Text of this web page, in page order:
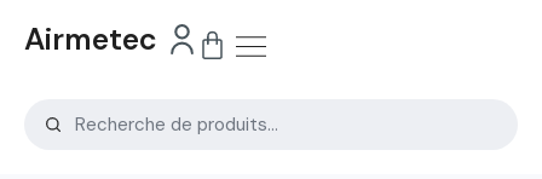
Airmetec